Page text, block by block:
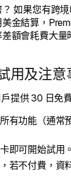
如果您有跨
金結算，
額會耗費大量
用及注意
提供 30 日免
有功能（通常
即可開始試用。
若不付費，資